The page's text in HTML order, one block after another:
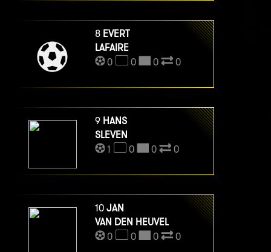
8 EVERT
LAFAIRE
0
0 0 0
9 HANS
SLEVEN
1
0 0 0
10 JAN
VAN DEN HEUVEL
0
0 0 0